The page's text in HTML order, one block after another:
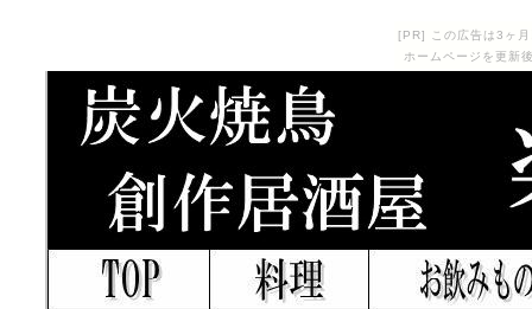
[PR] この広告は3ヶ
ホームページを更新